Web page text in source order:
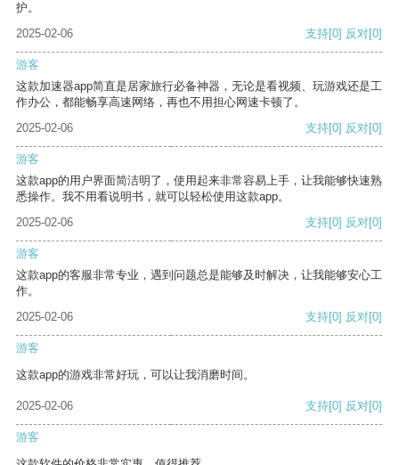
护。
2025-02-06
支持[0] 反对[0]
游客
这款加速器app简直是居家旅行必备神器，无论是看视频、玩游戏还是工
作办公，都能畅享高速网络，再也不用担心网速卡顿了。
2025-02-06
支持[0] 反对[0]
游客
这款app的用户界面简洁明了，使用起来非常容易上手，让我能够快速熟
悉操作。我不用看说明书，就可以轻松使用这款app。
2025-02-06
支持[0] 反对[0]
游客
这款app的客服非常专业，遇到问题总是能够及时解决，让我能够安心工
作。
2025-02-06
支持[0] 反对[0]
游客
这款app的游戏非常好玩，可以让我消磨时间。
2025-02-06 支持[0] 反对[0]
游客